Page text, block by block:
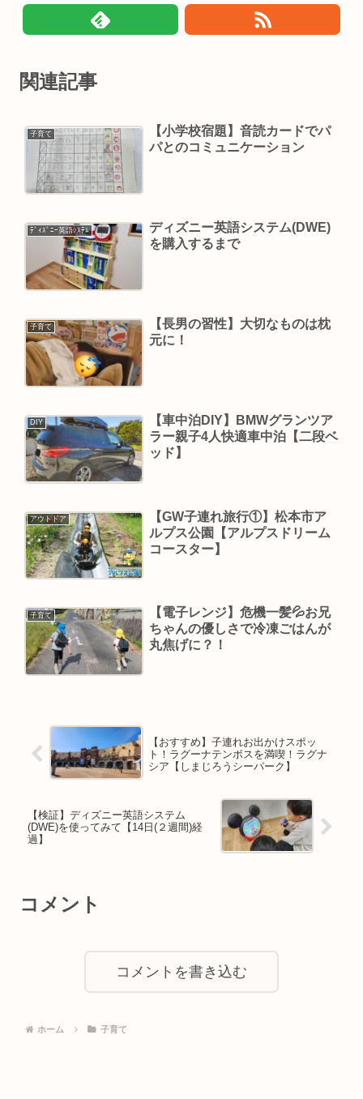
関連記事
子育て
【小学校宿題】音読カードでパ
パとのコミュニケーション
ﾃﾞｨｽﾞﾆｰ英語ｼｽﾃﾑ
ディズニー英語システム(DWE)
を購入するまで
子育て
【長男の習性】大切なものは枕
元に！
DIY
【車中泊DIY】BMWグランツア
ラー親子4人快適車中泊【二段ベ
ッド】
アウトドア
【GW子連れ旅行①】松本市ア
ルプス公園【アルプスドリーム
コースター】
子育て
【電子レンジ】危機一髪💦お兄
ちゃんの優しさで冷凍ごはんが
丸焦げに？！
【おすすめ】子連れお出かけスポッ
ト！ラグーナテンボスを満喫！ラグナ
シア【しまじろうシーパーク】
【検証】ディズニー英語システム
(DWE)を使ってみて【14日(２週間)経
過】
コメント
コメントを書き込む
ホーム 子育て